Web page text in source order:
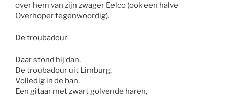
over hem van zijn zwager Eelco (ook een halve
Overhoper tegenwoordig).
De troubadour
Daar stond hij dan.
De troubadour uit Limburg,
Volledig in de ban.
Een gitaar met zwart golvende haren,